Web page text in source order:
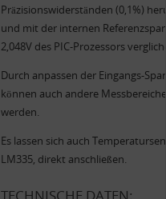
Präzisionswiderständen (0,1%)
und mit der internen
2,048V des PIC-Prozessors
Durch anpassen der Eingangs-
können auch andere
werden.
Es lassen sich auch
LM335, direkt anschließen.
TECHNISCHE DATEN: